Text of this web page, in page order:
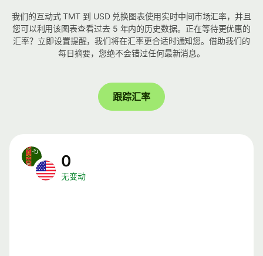
我们的互动式 TMT 到 USD 兑换图表使用实时中间市场汇率，并且
您可以利用该图表查看过去 5 年内的历史数据。正在等待更优惠的
汇率？立即设置提醒，我们将在汇率更合适时通知您。借助我们的
每日摘要，您绝不会错过任何最新消息。
跟踪汇率
0
无变动